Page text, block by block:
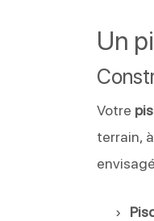
Un
Votre
terrain,